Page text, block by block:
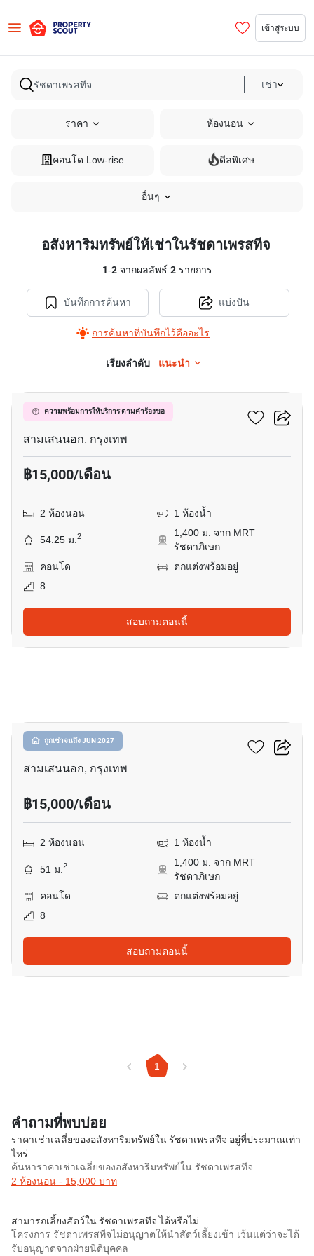
เข้าสู่ระบบ
เช่า
ราคา ห้องนอน
คอนโด Low-rise ดีลพิเศษ
อื่นๆ
อสังหาริมทรัพย์ให้เช่าในรัชดาเพรสทีจ
1-2จากผลลัพธ์ 2รายการ
บันทึกการค้นหา
การค้นหาที่บันทึกไว้คืออะไร
แบ่งปัน
เรียงลำดับ แนะนำ
ความพร้อมการให้บริการ ตามคำร้องขอ
รัชดาเพรสทีจ
สามเสนนอก, กรุงเทพ
฿15,000/เดือน
2 ห้องนอน 1 ห้องน้ำ
54.25 ม.2
1,400 ม. จาก MRT
รัชดาภิเษก
คอนโด
ตกแต่งพร้อมอยู่
8
สอบถามตอนนี้
ถูกเช่าจนถึง JUN 2027
รัชดาเพรสทีจ
สามเสนนอก, กรุงเทพ
฿15,000/เดือน
2 ห้องนอน 1 ห้องน้ำ
51 ม.2
1,400 ม. จาก MRT
รัชดาภิเษก
คอนโด
ตกแต่งพร้อมอยู่
8
สอบถามตอนนี้
1
คำถามที่พบบ่อย
ราคาเช่าเฉลี่ยของอสังหาริมทรัพย์ใน รัชดาเพรสทีจ อยู่ที่ประมาณเท่า
ไหร่
ค้นหาราคาเช่าเฉลี่ยของอสังหาริมทรัพย์ใน รัชดาเพรสทีจ:
2 ห้องนอน - 15,000 บาท
สามารถเลี้ยงสัตว์ใน รัชดาเพรสทีจ ได้หรือไม่
โครงการ รัชดาเพรสทีจไม่อนุญาตให้นำสัตว์เลี้ยงเข้า เว้นแต่ว่าจะได้
รับอนุญาตจากฝ่ายนิติบุคคล